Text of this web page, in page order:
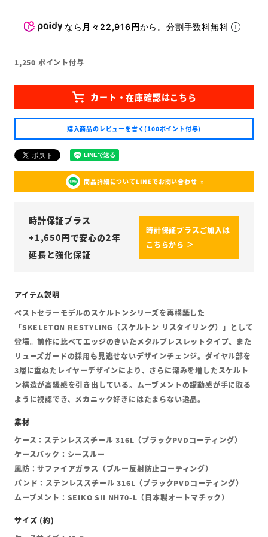
なら 月々22,916円から。分割手数料無料
1,250 ポイント付与
購入商品のレビューを書く(100ポイント付与)
商品詳細についてLINEでお問い合わせ
時計保証プラス
+1,650円で安心の2年
延長と強化保証
時計保証プラスご加入は
こちらから ＞
ベストセラーモデルのスケルトンシリーズを再構築した
「SKELETON RESTYLING（スケルトン リスタイリング）」として
登場。前作に比べてエッジのきいたメタルブレスレットタイプ、また
リューズガードの採用も見逃せないデザインチェンジ。ダイヤル部を
3層に重ねたレイヤーデザインにより、さらに深みを増したスケルト
ン構造が高級感を引き出している。ムーブメントの躍動感が手に取る
ように視認でき、メカニック好きにはたまらない逸品。
ケース：ステンレススチール 316L（ブラックPVDコーティング）
ケースバック：シースルー
風防：サファイアガラス（ブルー反射防止コーティング）
バンド：ステンレススチール 316L（ブラックPVDコーティング）
ムーブメント：SEIKO SII NH70-L（日本製オートマチック）